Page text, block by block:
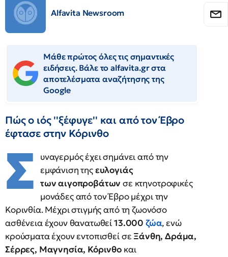
Alfavita Newsroom
Μάθε πρώτος όλες τις σημαντικές
ειδήσεις. Βάλε το alfavita.gr στα
αποτελέσματα αναζήτησης της
Google
Πώς ο ιός ''ξέφυγε'' και από τον Έβρο
έφτασε στην Κόρινθο
Σ
υναγερμός έχει σημάνει από την
εμφάνιση τηςευλογιάς
των αιγοπροβάτωνσε κτηνοτροφικές
μονάδες από τον Έβρο μέχρι την
Κορινθία. Μέχρι στιγμής από τη ζωονόσο
ασθένεια έχουν θανατωθεί13.000 ζώα, ενώ
κρούσματα έχουν εντοπισθεί σε Ξάνθη, Δράμα,
Σέρρες, Μαγνησία, Κόρινθο και